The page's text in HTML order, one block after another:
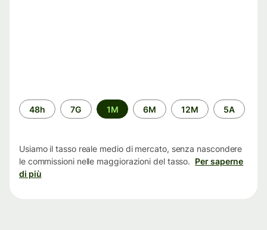
Periodo
di
48h 7G 1M 6M 12M 5A
Usiamo il tasso reale medio di mercato, senza nascondere
le commissioni nelle maggiorazioni del tasso. Per saperne
di più